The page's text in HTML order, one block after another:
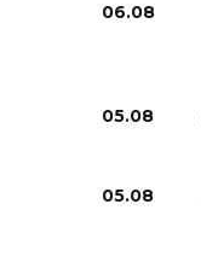
06.08
05.08
05.08